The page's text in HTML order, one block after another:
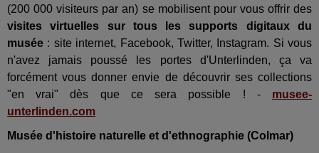
(200 000 visiteurs par an) se mobilisent pour vous offrir des
visites virtuelles sur tous les supports digitaux du
musée : site internet, Facebook, Twitter, Instagram. Si vous
n'avez jamais poussé les portes d'Unterlinden, ça va
forcément vous donner envie de découvrir ses collections
"en vrai" dès que ce sera possible ! - musee-
unterlinden.com
Musée d'histoire naturelle et d'ethnographie (Colmar)